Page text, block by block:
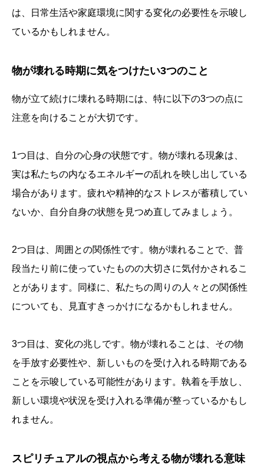
は、日常生活や家庭環境に関する変化の必要性を示唆し
ているかもしれません。
物が壊れる時期に気をつけたい3つのこと
物が立て続けに壊れる時期には、特に以下の3つの点に
注意を向けることが大切です。
1つ目は、自分の心身の状態です。物が壊れる現象は、
実は私たちの内なるエネルギーの乱れを映し出している
場合があります。疲れや精神的なストレスが蓄積してい
ないか、自分自身の状態を見つめ直してみましょう。
2つ目は、周囲との関係性です。物が壊れることで、普
段当たり前に使っていたものの大切さに気付かされるこ
とがあります。同様に、私たちの周りの人々との関係性
についても、見直すきっかけになるかもしれません。
3つ目は、変化の兆しです。物が壊れることは、その物
を手放す必要性や、新しいものを受け入れる時期である
ことを示唆している可能性があります。執着を手放し、
新しい環境や状況を受け入れる準備が整っているかもし
れません。
スピリチュアルの視点から考える物が壊れる意味